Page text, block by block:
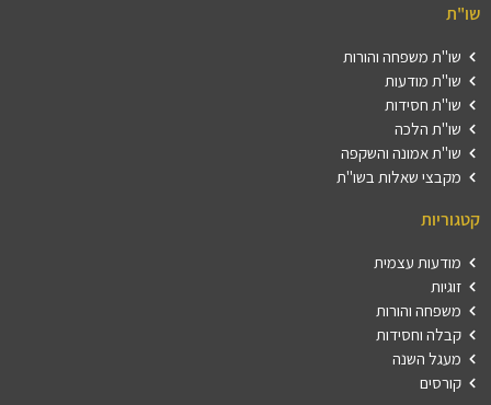
שו"ת
שו"ת משפחה והורות
שו"ת מודעות
שו"ת חסידות
שו"ת הלכה
שו"ת אמונה והשקפה
מקבצי שאלות בשו"ת
קטגוריות
מודעות עצמית
זוגיות
משפחה והורות
קבלה וחסידות
מעגל השנה
קורסים